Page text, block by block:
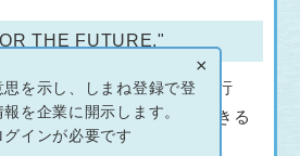
THE FUTURE."
入れ最適なシステム提案を行
向上心を持って社会貢献できる
。
×
思を示し、しまね登録で登
を企業に開示します。
インが必要です